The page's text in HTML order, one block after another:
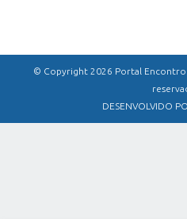
© Copyright 2026 Portal
DESENVOLVIDO